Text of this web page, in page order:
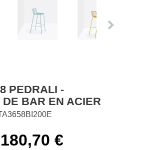
PEDRALI -
DE BAR EN ACIER
180,70 €